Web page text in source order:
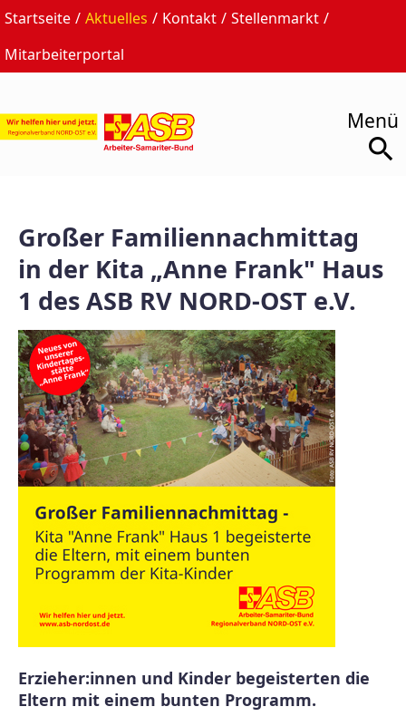
Startseite Aktuelles Kontakt
Stellenmarkt
Mitarbeiterportal
Großer Familiennachmittag
in der Kita „Anne Frank" Haus
1 des ASB RV NORD-OST e.V.
Erzieher:innen und Kinder begeisterten die
Eltern mit einem bunten Programm.